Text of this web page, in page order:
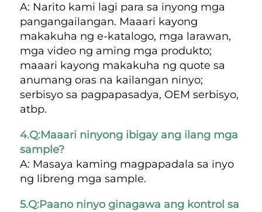
A: Narito kami lagi para sa inyong mga
pangangailangan. Maaari kayong
makakuha ng e-katalogo, mga larawan,
mga video ng aming mga produkto;
maaari kayong makakuha ng quote sa
anumang oras na kailangan ninyo;
serbisyo sa pagpapasadya, OEM serbisyo,
atbp.
4.Q:Maaari ninyong ibigay ang ilang mga
sample?
A: Masaya kaming magpapadala sa inyo
ng libreng mga sample.
5.Q:Paano ninyo ginagawa ang kontrol sa